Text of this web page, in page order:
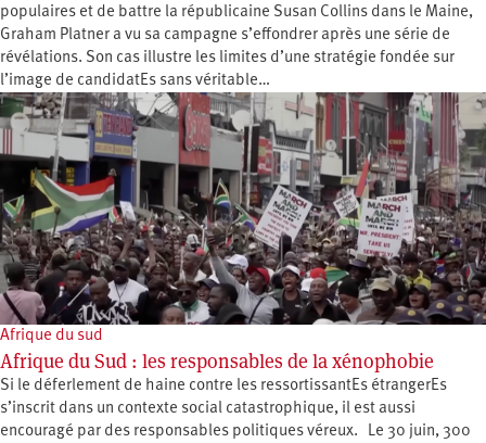
populaires et de battre la républicaine Susan Collins dans le Maine,
Graham Platner a vu sa campagne s’effondrer après une série de
révélations. Son cas illustre les limites d’une stratégie fondée sur
l’image de candidatEs sans véritable…
Afrique du sud
Afrique du Sud : les responsables de la xénophobie
Si le déferlement de haine contre les ressortissantEs étrangerEs
s’inscrit dans un contexte social catastrophique, il est aussi
encouragé par des responsables politiques véreux. Le 30 juin, 300